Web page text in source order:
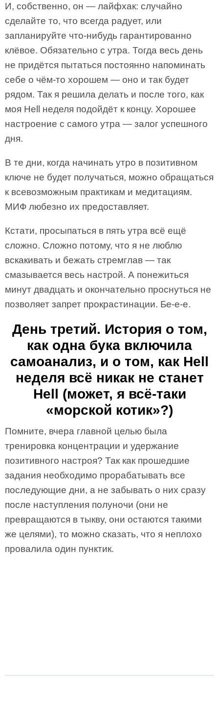
И, собственно, он — лайфхак: случайно
сделайте то, что всегда радует, или
запланируйте что-нибудь гарантированно
клёвое. Обязательно с утра. Тогда весь день
не придётся пытаться постоянно напоминать
себе о чём-то хорошем — оно и так будет
рядом. Так я решила делать и после того, как
моя Hell неделя подойдёт к концу. Хорошее
настроение с самого утра — залог успешного
дня.
В те дни, когда начинать утро в позитивном
ключе не будет получаться, можно обращаться
к всевозможным практикам и медитациям.
МИФ любезно их предоставляет.
Кстати, просыпаться в пять утра всё ещё
сложно. Сложно потому, что я не люблю
вскакивать и бежать стремглав — так
смазывается весь настрой. А понежиться
минут двадцать и окончательно проснуться не
позволяет запрет прокрастинации. Бе-е-е.
День третий. История о том,
как одна бука включила
самоанализ, и о том, как Hell
неделя всё никак не станет
Hell (может, я всё-таки
«морской котик»?)
Помните, вчера главной целью была
тренировка концентрации и удержание
позитивного настроя? Так как прошедшие
задания необходимо прорабатывать все
последующие дни, а не забывать о них сразу
после наступления полуночи (они не
превращаются в тыкву, они остаются такими
же целями), то можно сказать, что я неплохо
провалила один пунктик.